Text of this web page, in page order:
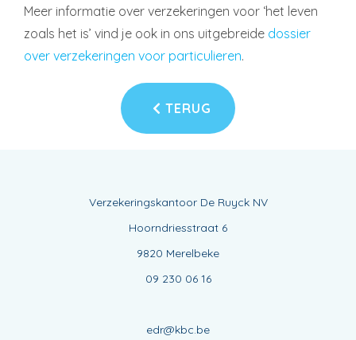
Meer informatie over verzekeringen voor ‘het leven
zoals het is’ vind je ook in ons uitgebreide dossier
over verzekeringen voor particulieren.
TERUG
Verzekeringskantoor De Ruyck NV
Hoorndriesstraat 6
9820 Merelbeke
09 230 06 16
edr@kbc.be